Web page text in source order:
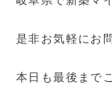
是非お気軽にお
本日も最後まで